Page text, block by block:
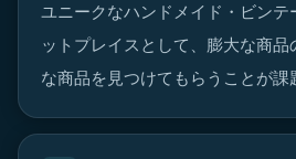
ユニークなハンドメイド・ビンテ
ットプレイスとして、膨大な商
な商品を見つけてもらうことが課